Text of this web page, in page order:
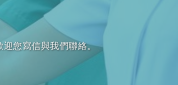
迎您寫信與我們聯絡。